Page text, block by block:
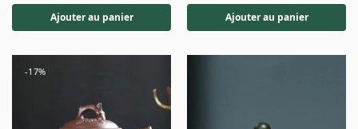
Ajouter au panier Ajouter au panier
-17%